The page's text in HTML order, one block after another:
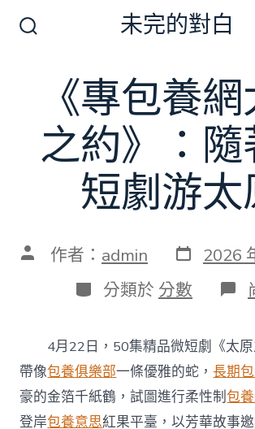
未完的對白
《專包養
之約》：隨
短劇游太
文 作者： admin 發
表
日
期
2026
分
類
分類於 分數
4月22日，50集精品微短劇《太
帶像包養俱樂部一條優雅的蛇，長期
豪的金箔千紙鶴，試圖進行柔性制包
登岸包養意思紅果平臺，以芳華故事